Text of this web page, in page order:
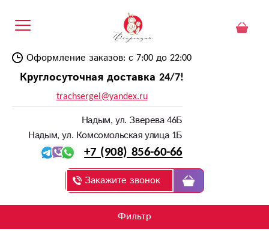
Оформление заказов: с 7:00 до 22:00
Круглосуточная доставка 24/7!
trachsergei@yandex.ru
Надым, ул. Зверева 46Б
Надым, ул. Комсомольская улица 1Б
+7 (908) 856-60-66
Закажите звонок
Фильтр